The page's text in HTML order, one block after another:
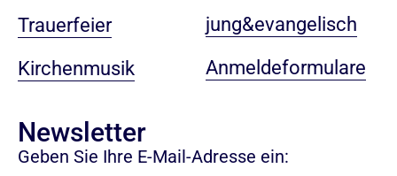
Trauerfeier
Kirchenmusik
jung&evangelisch
Anmeldeformulare
Newsletter
Geben Sie Ihre E-Mail-Adresse ein: